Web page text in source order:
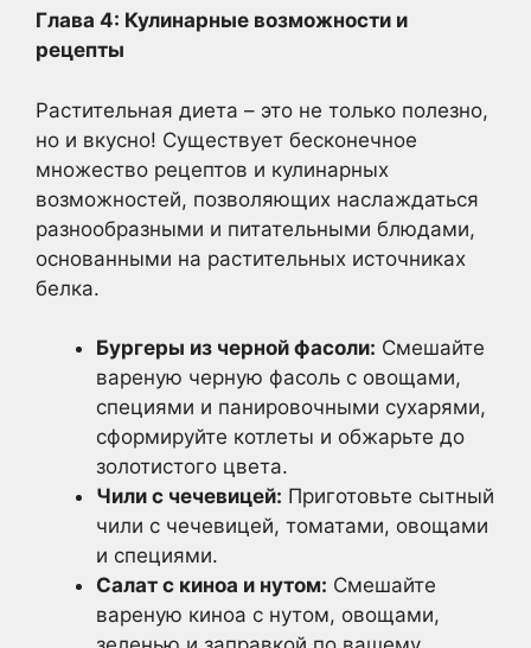
Глава 4: Кулинарные возможности и
рецепты
Растительная диета – это не только полезно,
но и вкусно! Существует бесконечное
множество рецептов и кулинарных
возможностей, позволяющих наслаждаться
разнообразными и питательными блюдами,
основанными на растительных источниках
белка.
Бургеры из черной фасоли: Смешайте
вареную черную фасоль с овощами,
специями и панировочными сухарями,
сформируйте котлеты и обжарьте до
золотистого цвета.
Чили с чечевицей: Приготовьте сытный
чили с чечевицей, томатами, овощами
и специями.
Салат с киноа и нутом: Смешайте
вареную киноа с нутом, овощами,